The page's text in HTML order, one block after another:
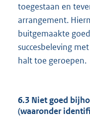
toegestaan en
arrangement.
buitgemaakte
succesbeleving
halt toe geroepen.
6.3 Niet goed
(waaronder